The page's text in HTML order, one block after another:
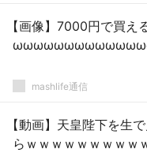
【画像】7000円で買え
mashlife通信
【動画】天皇陛下を生
らｗｗｗｗｗｗｗｗｗ